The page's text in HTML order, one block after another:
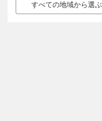
すべての地域から選ぶ